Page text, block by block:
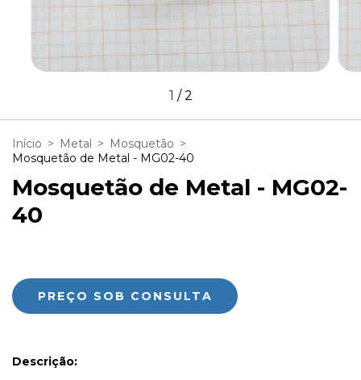
1 /2
Início > Metal > Mosquetão >
Mosquetão de Metal - MG02-40
Mosquetão de Metal - MG02-
40
Descrição: